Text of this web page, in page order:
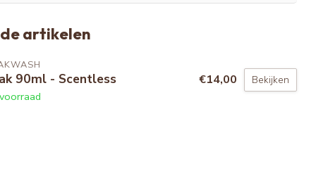
artikelen
90ml - Scentless €14,00 Bekijken